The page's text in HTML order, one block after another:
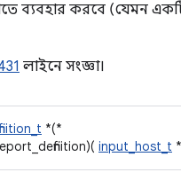
ব্যবহার করবে (যেমন
লাইনে সংজ্ঞা।
*(*
input_host_t